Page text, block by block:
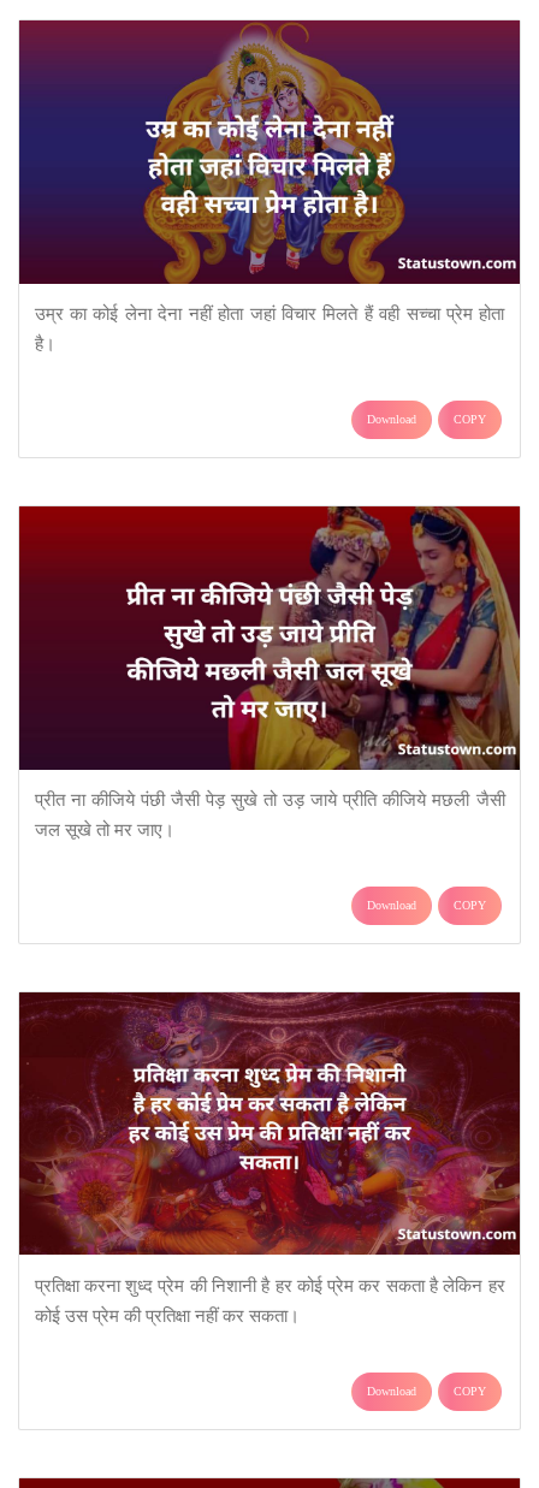
उम्र का कोई लेना देना नहीं होता जहां विचार मिलते हैं वही सच्चा प्रेम होता
है।
Download COPY
प्रीत ना कीजिये पंछी जैसी पेड़ सुखे तो उड़ जाये प्रीति कीजिये मछली जैसी
जल सूखे तो मर जाए।
Download COPY
प्रतिक्षा करना शुध्द प्रेम की निशानी है हर कोई प्रेम कर सकता है लेकिन हर
कोई उस प्रेम की प्रतिक्षा नहीं कर सकता।
Download COPY